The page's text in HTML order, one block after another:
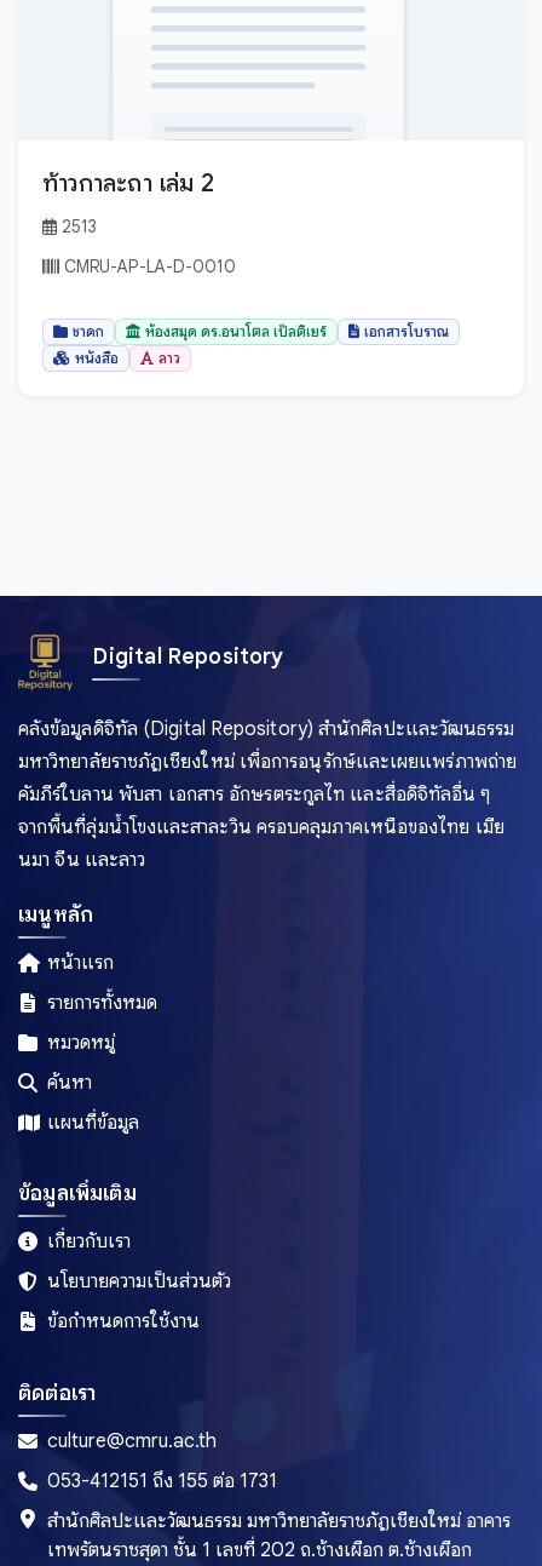
ท้าวกาละถา เล่ม 2
2513
CMRU-AP-LA-D-0010
ชาดก ห้องสมุด ดร.อนาโตล เป็ลติเยร์
เอกสารโบราณ
หนังสือ
ลาว
Digital Repository
คลังข้อมูลดิจิทัล (Digital Repository) สำนักศิลปะและวัฒนธรรม
มหาวิทยาลัยราชภัฏเชียงใหม่ เพื่อการอนุรักษ์และเผยแพร่ภาพถ่าย
คัมภีร์ใบลาน พับสา เอกสาร อักษรตระกูลไท และสื่อดิจิทัลอื่น ๆ
จากพื้นที่ลุ่มน้ำโขงและสาละวิน ครอบคลุมภาคเหนือของไทย เมีย
นมา จีน และลาว
เมนูหลัก
หน้าแรก
รายการทั้งหมด
หมวดหมู่
ค้นหา
แผนที่ข้อมูล
ข้อมูลเพิ่มเติม
เกี่ยวกับเรา
นโยบายความเป็นส่วนตัว
ข้อกำหนดการใช้งาน
ติดต่อเรา
culture@cmru.ac.th
053-412151 ถึง 155 ต่อ 1731
สำนักศิลปะและวัฒนธรรม มหาวิทยาลัยราชภัฏเชียงใหม่ อาคาร
เทพรัตนราชสุดา ชั้น 1 เลขที่ 202 ถ.ช้างเผือก ต.ช้างเผือก